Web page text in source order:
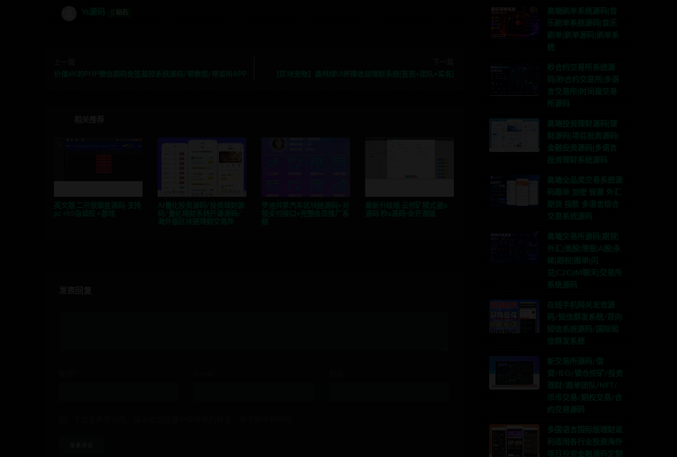
Ys源码 钻石
高端刷单系统源码|音
乐刷单系统源码|音乐
刷单|刷单源码|刷单系
统
秒合约交易所系统源
码|秒合约交易所|多语
言交易所|时间盘交易
所源码
高端投资理财源码|理
财源码|项目投资源码|
金融投资源码|多语言
投资理财系统源码
高端全品类交易系统源
码跟单 加密 股票 外汇
期货 指数 多语言综合
交易系统源码
高端交易所源码|期货|
外汇|美股|港股|A股|永
续|期权|跟单|闪
兑|C2C|IM聊天|交易所
系统源码
在线手机网关发信源
码/短信群发系统/双向
短信系统源码/国际短
信群发系统
新交易所源码/借
贷/IEO/锁仓挖矿/投资
理财/跟单团队/NFT/
币币交易/期权交易/合
约交易源码
多国语言国际版理财返
利适用各行业投资海外
项目投资金融源码定制